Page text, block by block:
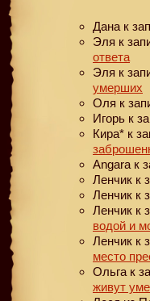
Дана к
Эля к
ответа
Эля к
умерших
Оля к
Игорь к
Кира* к
Angara к
Ленчик к
Ленчик к
Ленчик к
водой и
Ленчик к
место
Ольга к
живут